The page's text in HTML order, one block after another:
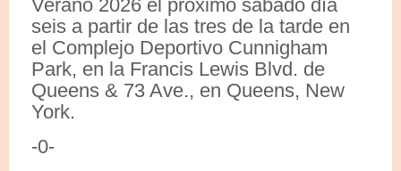
Verano 2026 el próximo sábado día
seis a partir de las tres de la tarde en
el Complejo Deportivo Cunnigham
Park, en la Francis Lewis Blvd. de
Queens & 73 Ave., en Queens, New
York.
-0-